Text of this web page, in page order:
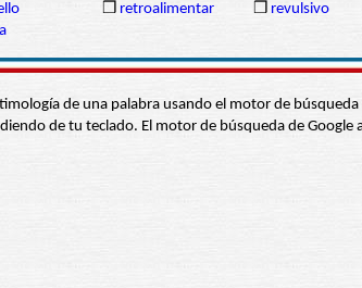
❒ retroalimentar ❒ revulsivo
de una palabra usando el motor de
de tu teclado. El motor de búsqueda de